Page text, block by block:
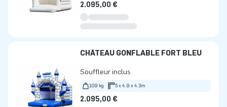
2.095,00 €
CHÂTEAU GONFLABLE FORT BLEU
Souffleur inclus
109 kg 5 x 4.9 x 4.3m
2.095,00 €